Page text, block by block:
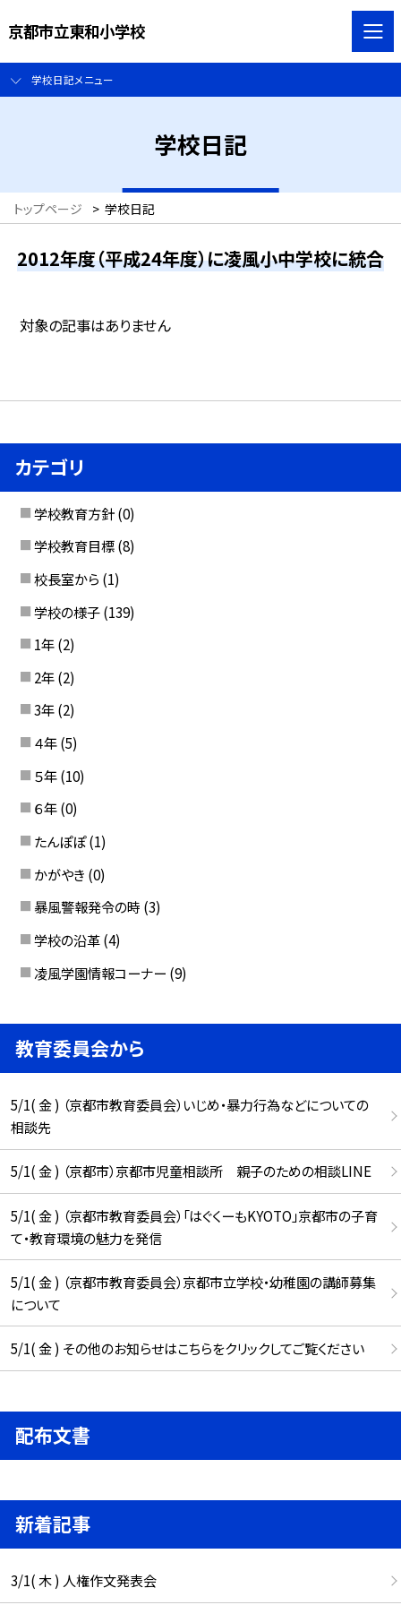
京都市立東和小学校
学校日記メニュー
学校日記
トップページ > 学校日記
2012年度（平成24年度）に凌風小中学校に統合
対象の記事はありません
カテゴリ
学校教育方針 (0)
学校教育目標 (8)
校長室から (1)
学校の様子 (139)
1年 (2)
2年 (2)
3年 (2)
４年 (5)
５年 (10)
６年 (0)
たんぽぽ (1)
かがやき (0)
暴風警報発令の時 (3)
学校の沿革 (4)
凌風学園情報コーナー (9)
教育委員会から
5/1( 金 ) （京都市教育委員会）いじめ・暴力行為などについての
相談先
5/1( 金 ) （京都市）京都市児童相談所 親子のための相談LINE
5/1( 金 ) （京都市教育委員会）「はぐくーもKYOTO」京都市の子育
て・教育環境の魅力を発信
5/1( 金 ) （京都市教育委員会）京都市立学校・幼稚園の講師募集
について
5/1( 金 ) その他のお知らせはこちらをクリックしてご覧ください
配布文書
新着記事
3/1( 木 ) 人権作文発表会